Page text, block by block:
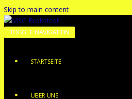
Skip to main content
TOGGLE NAVIGATION
STARTSEITE
ÜBER UNS